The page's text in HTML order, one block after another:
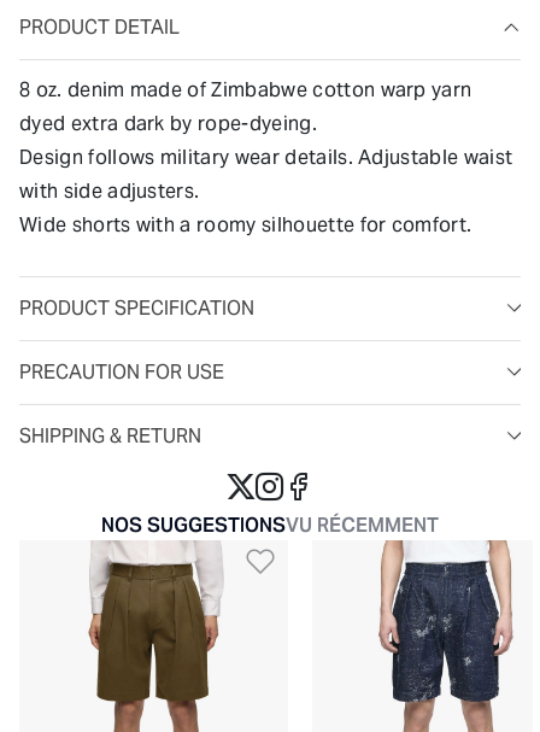
PRODUCT DETAIL
8 oz. denim made of Zimbabwe cotton warp yarn
dyed extra dark by rope-dyeing.
Design follows military wear details. Adjustable waist
with side adjusters.
Wide shorts with a roomy silhouette for comfort.
PRODUCT SPECIFICATION
PRECAUTION FOR USE
SHIPPING & RETURN
NOS SUGGESTIONSVU RÉCEMMENT
Ajouter à la liste de